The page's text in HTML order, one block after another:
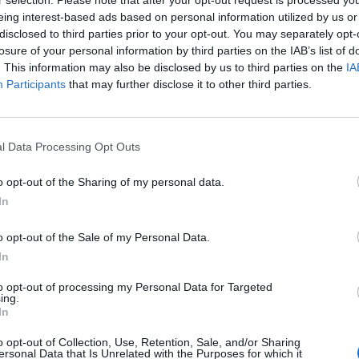
interest-based ads based on personal information utilized by us
to third parties prior to your opt-out. You may separately
of your personal information by third parties on the IAB’s list of
This information may also be disclosed by us to third parties on the
Participants that may further disclose it to other third parties.
Data Processing Opt Outs
opt-out of the Sharing of my personal data.
opt-out of the Sale of my Personal Data.
opt-out of processing my Personal Data for Targeted
opt-out of Collection, Use, Retention, Sale, and/or Sharing
Data that Is Unrelated with the Purposes for which it
de Canarias, Fernando Clavijo, inaugurará las Jornadas.
Antonio Abril Abadín, el presidente del Consejo Social
del ámbito local y autonómico. Antes de la misma,
de Maspalomas: un cambio necesario y urgente para
la hoja de ruta para la reforma que la Universidad
de las Jornadas, que se celebran en el hotel Lopesan
a cargo del secretario General de Universidades del
José Manuel Pingarrón, que explicará cuáles son, a
materia de Educación Superior.
de distintos ámbitos expondrán sus reflexiones sobre
El director general de la Agencia de Acreditación de la
de competencias en Alemania, el director del
de Portugal, Pedro Nuno, hablará sobre la reforma
el coordinador del Informe CYD, Martí Parellada,
de España, la Fundación Conocimiento y
europeos comparables.
y compliance
se analizarán aspectos relacionados con la